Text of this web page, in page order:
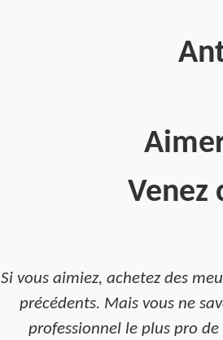
Venez
Si vous aimiez, achetez des
précédents. Mais vous ne
professionnel le plus pro